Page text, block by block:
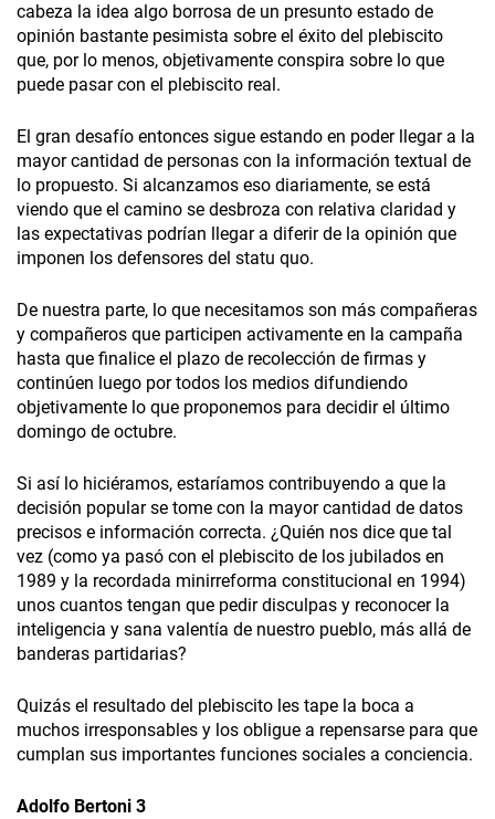
cabeza la idea algo borrosa de un presunto estado de
opinión bastante pesimista sobre el éxito del plebiscito
que, por lo menos, objetivamente conspira sobre lo que
puede pasar con el plebiscito real.
El gran desafío entonces sigue estando en poder llegar a la
mayor cantidad de personas con la información textual de
lo propuesto. Si alcanzamos eso diariamente, se está
viendo que el camino se desbroza con relativa claridad y
las expectativas podrían llegar a diferir de la opinión que
imponen los defensores del statu quo.
De nuestra parte, lo que necesitamos son más compañeras
y compañeros que participen activamente en la campaña
hasta que finalice el plazo de recolección de firmas y
continúen luego por todos los medios difundiendo
objetivamente lo que proponemos para decidir el último
domingo de octubre.
Si así lo hiciéramos, estaríamos contribuyendo a que la
decisión popular se tome con la mayor cantidad de datos
precisos e información correcta. ¿Quién nos dice que tal
vez (como ya pasó con el plebiscito de los jubilados en
1989 y la recordada minirreforma constitucional en 1994)
unos cuantos tengan que pedir disculpas y reconocer la
inteligencia y sana valentía de nuestro pueblo, más allá de
banderas partidarias?
Quizás el resultado del plebiscito les tape la boca a
muchos irresponsables y los obligue a repensarse para que
cumplan sus importantes funciones sociales a conciencia.
Adolfo Bertoni 3